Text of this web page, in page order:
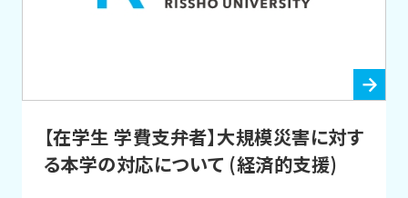
【在学生 学費支弁者】大規模災害に対す
る本学の対応について (経済的支援)